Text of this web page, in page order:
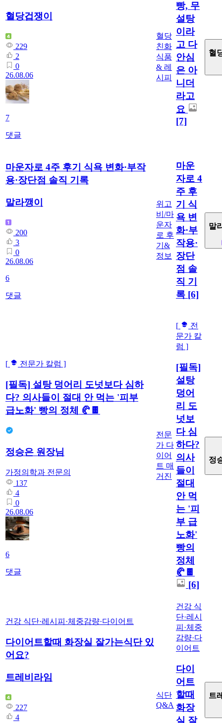
혈당겁쟁이
229
2
0
26.08.06
7
댓글
혈당
친화
식품
& 레
시피
빵, 무
설탕
이라
고 다
안심
은 아
니더
라고
요
[7]
혈
마운자로 4주 후기 식욕 변화·부작
용·장단점 솔직 기록
말라깽이
200
3
0
26.08.06
6
댓글
위고
비/마
운자
로 후
기&
정보
마운
자로 4
주 후
기 식
욕 변
화·부
작용·
장단
점 솔
직 기
록 [6]
말
[ 전문가 칼럼 ]
[필독] 설탕 덩어리 도넛보다 심하
다? 의사들이 절대 안 먹는 '피부
급노화' 빵의 정체 🥐🍫
정승은 원장님
가정의학과 전문의
137
4
0
26.08.06
6
댓글
전문
가 다
이어
트 매
거진
[
전
문가 칼
럼 ]
[필독]
설탕
덩어
리 도
넛보
다 심
하다?
의사
들이
절대
안 먹
는 '피
부 급
노화'
빵의
정체
🥐🍫
[6]
정
건강 식단·레시피 ·체중감량·다이어트
다이어트할때 화장실 잘가는식단 있
어요?
트레비라임
227
4
식단
Q&A
건강 식
단·레시
피 ·체중
감량·다
이어트
다이
어트
할때
화장
실 잘
트